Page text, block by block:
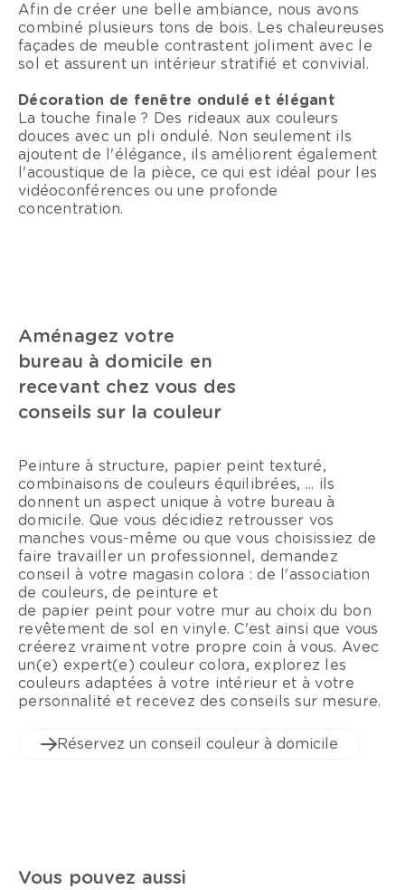
Afin de créer une belle ambiance, nous avons
combiné plusieurs tons de bois. Les chaleureuses
façades de meuble contrastent joliment avec le
sol et assurent un intérieur stratifié et convivial.
Décoration de fenêtre ondulé et élégant
La touche finale ? Des rideaux aux couleurs
douces avec un pli ondulé. Non seulement ils
ajoutent de l'élégance, ils améliorent également
l'acoustique de la pièce, ce qui est idéal pour les
vidéoconférences ou une profonde
concentration.
Aménagez votre
bureau à domicile en
recevant chez vous des
conseils sur la couleur
Peinture à structure, papier peint texturé,
combinaisons de couleurs équilibrées, ... ils
donnent un aspect unique à votre bureau à
domicile. Que vous décidiez retrousser vos
manches vous-même ou que vous choisissiez de
faire travailler un professionnel, demandez
conseil à votre magasin colora : de l'association
de couleurs, de peinture et
de papier peint pour votre mur au choix du bon
revêtement de sol en vinyle. C'est ainsi que vous
créerez vraiment votre propre coin à vous. Avec
un(e) expert(e) couleur colora, explorez les
couleurs adaptées à votre intérieur et à votre
personnalité et recevez des conseils sur mesure.
Réservez un conseil couleur à domicile
Vous pouvez aussi